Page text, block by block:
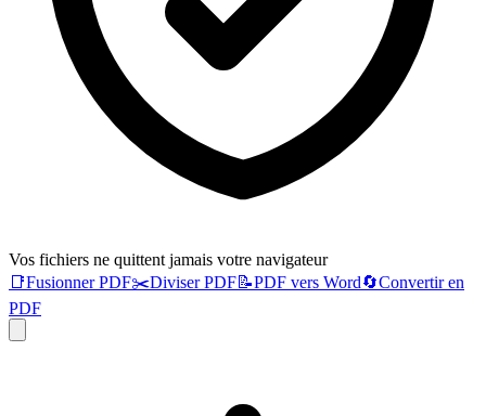
Vos fichiers ne quittent jamais votre navigateur
📑Fusionner PDF✂️Diviser PDF📝PDF vers Word🔄Convertir en
PDF